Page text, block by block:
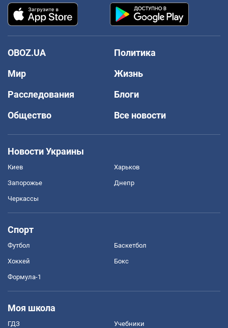
OBOZ.UA
Политика
Мир
Жизнь
Расследования
Блоги
Общество
Все новости
Новости Украины
Киев Харьков
Запорожье Днепр
Черкассы
Спорт
Футбол Баскетбол
Хоккей Бокс
Формула-1
Моя школа
ГДЗ Учебники